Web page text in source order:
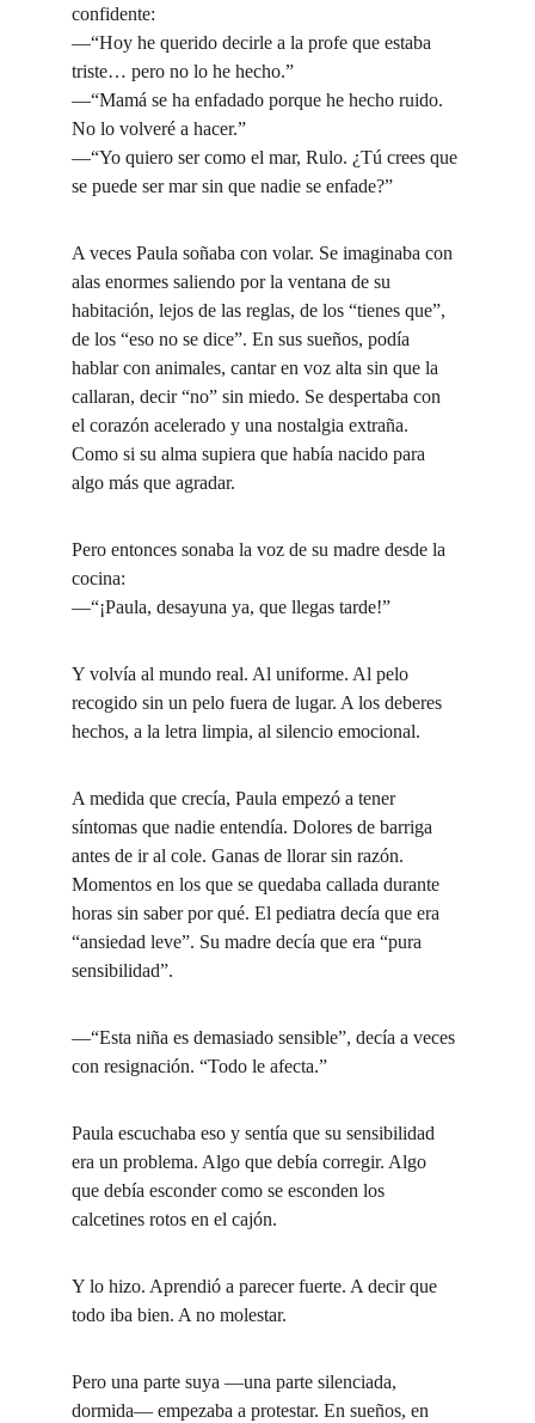
confidente:
—“Hoy he querido decirle a la profe que estaba
triste… pero no lo he hecho.”
—“Mamá se ha enfadado porque he hecho ruido.
No lo volveré a hacer.”
—“Yo quiero ser como el mar, Rulo. ¿Tú crees que
se puede ser mar sin que nadie se enfade?”
A veces Paula soñaba con volar. Se imaginaba con
alas enormes saliendo por la ventana de su
habitación, lejos de las reglas, de los “tienes que”,
de los “eso no se dice”. En sus sueños, podía
hablar con animales, cantar en voz alta sin que la
callaran, decir “no” sin miedo. Se despertaba con
el corazón acelerado y una nostalgia extraña.
Como si su alma supiera que había nacido para
algo más que agradar.
Pero entonces sonaba la voz de su madre desde la
cocina:
—“¡Paula, desayuna ya, que llegas tarde!”
Y volvía al mundo real. Al uniforme. Al pelo
recogido sin un pelo fuera de lugar. A los deberes
hechos, a la letra limpia, al silencio emocional.
A medida que crecía, Paula empezó a tener
síntomas que nadie entendía. Dolores de barriga
antes de ir al cole. Ganas de llorar sin razón.
Momentos en los que se quedaba callada durante
horas sin saber por qué. El pediatra decía que era
“ansiedad leve”. Su madre decía que era “pura
sensibilidad”.
—“Esta niña es demasiado sensible”, decía a veces
con resignación. “Todo le afecta.”
Paula escuchaba eso y sentía que su sensibilidad
era un problema. Algo que debía corregir. Algo
que debía esconder como se esconden los
calcetines rotos en el cajón.
Y lo hizo. Aprendió a parecer fuerte. A decir que
todo iba bien. A no molestar.
Pero una parte suya —una parte silenciada,
dormida— empezaba a protestar. En sueños, en